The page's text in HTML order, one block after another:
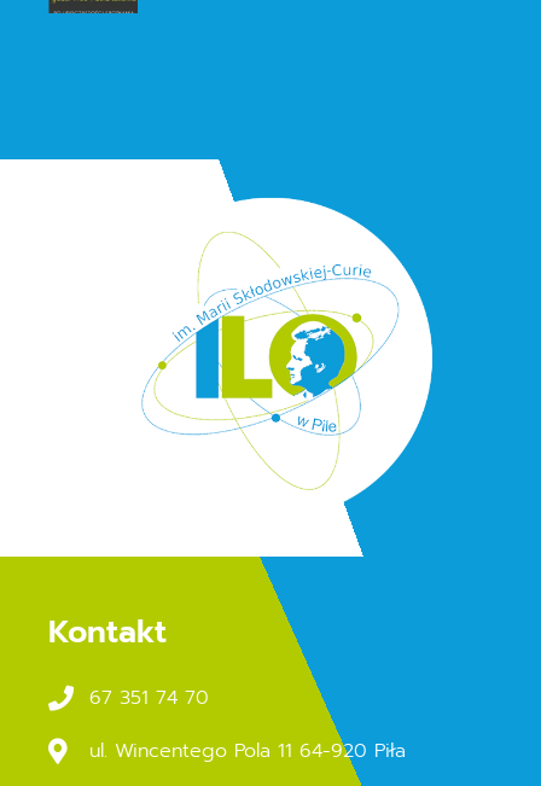
Kontakt
67 351 74 70
ul. Wincentego Pola 11 64-920 Piła